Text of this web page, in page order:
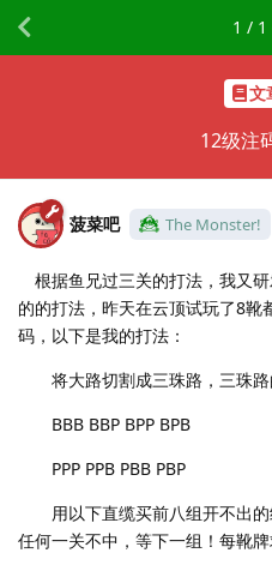
文
12级注
1 / 1
菠菜吧 The Monster!
根据鱼兄过三关的打法，我又
的的打法，昨天在云顶试玩了8
码，以下是我的打法：
将大路切割成三珠路，三珠路
BBB BBP BPP BPB
PPP PPB PBB PBP
用以下直缆买前八组开不出的
任何一关不中，等下一组！每靴牌